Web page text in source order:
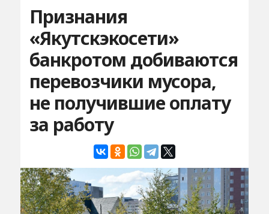
Признания
«Якутскэкосети»
банкротом добиваются
перевозчики мусора,
не получившие оплату
за работу